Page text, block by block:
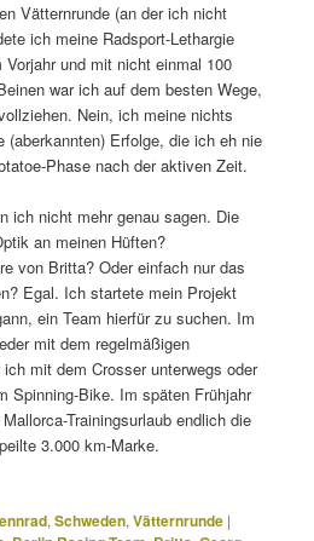
Vätternrunde (an der ich nicht
ich meine Radsport-Lethargie
und mit nicht einmal 100
war ich auf dem besten Wege,
Nein, ich meine nichts
(aberkannten) Erfolge, die ich eh nie
Phase nach der aktiven Zeit.
ich nicht mehr genau sagen. Die
an meinen Hüften?
von Britta? Oder einfach nur das
Egal. Ich startete mein Projekt
ein Team hierfür zu suchen. Im
mit dem regelmäßigen
mit dem Crosser unterwegs oder
Spinning-Bike. Im späten Frühjahr
Trainingsurlaub endlich die
3.000 km-Marke.
,Schweden,Vätternrunde |